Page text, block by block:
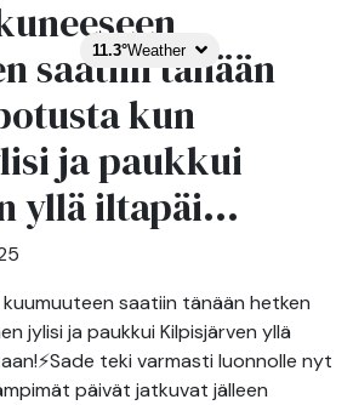
11.3°Weather
saatiin tänään
kun
ja paukkui
yllä iltapäi...
saatiin tänään hetken
jylisi ja paukkui Kilpisjärven yllä
teki varmasti luonnolle nyt
päivät jatkuvat jälleen